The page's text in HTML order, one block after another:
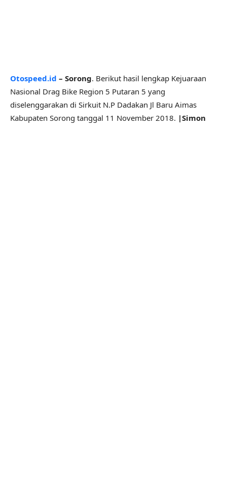
Otospeed.id – Sorong. Berikut hasil lengkap Kejuaraan
Nasional Drag Bike Region 5 Putaran 5 yang
diselenggarakan di Sirkuit N.P Dadakan Jl Baru Aimas
Kabupaten Sorong tanggal 11 November 2018. |Simon